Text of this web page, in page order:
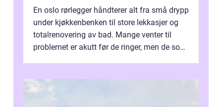
En oslo rørlegger håndterer alt fra små drypp
under kjøkkenbenken til store lekkasjer og
totalrenovering av bad. Mange venter til
problemet er akutt før de ringer, men de som